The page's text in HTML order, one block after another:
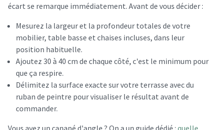
écart se remarque immédiatement. Avant de vous décider :
Mesurez la largeur et la profondeur totales de votre
mobilier, table basse et chaises incluses, dans leur
position habituelle.
Ajoutez 30 à 40 cm de chaque côté, c'est le minimum pour
que ça respire.
Délimitez la surface exacte sur votre terrasse avec du
ruban de peintre pour visualiser le résultat avant de
commander.